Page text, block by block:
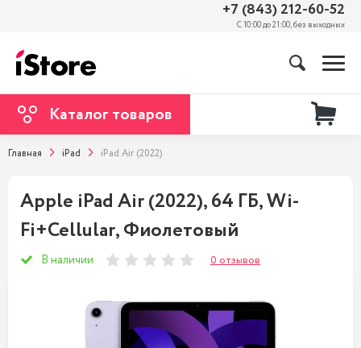
+7 (843) 212-60-52
С 10:00 до 21:00, без выходных
Каталог товаров
Главная iPad iPad Air (2022)
Apple iPad Air (2022), 64 ГБ, Wi-
Fi+Cellular, Фиолетовый
В наличии 0 отзывов